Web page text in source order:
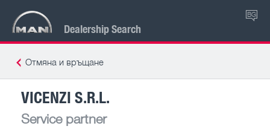
Dealership Search
BG
Отмяна и връщане
VICENZI S.R.L.
Service partner